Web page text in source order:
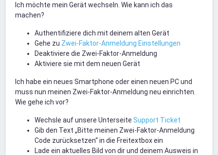
Ich möchte mein Gerät wechseln. Wie kann ich das
machen?
Authentifiziere dich mit deinem alten Gerät
Gehe zu Zwei-Faktor-Anmeldung Einstellungen
Deaktiviere die Zwei-Faktor-Anmeldung
Aktiviere sie mit dem neuen Gerät
Ich habe ein neues Smartphone oder einen neuen PC und
muss nun meinen Zwei-Faktor-Anmeldung neu einrichten.
Wie gehe ich vor?
Wechsle auf unsere Unterseite Support Ticket
Gib den Text „Bitte meinen Zwei-Faktor-Anmeldung
Code zurücksetzen“ in die Freitextbox ein
Lade ein aktuelles Bild von dir und deinem Ausweis in